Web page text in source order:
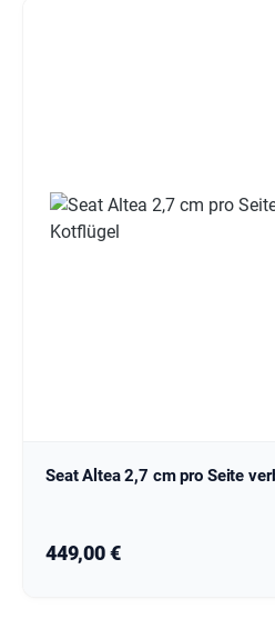
Seat Altea 2,7 cm pro Seite
Regulärer Preis:
449,00 €